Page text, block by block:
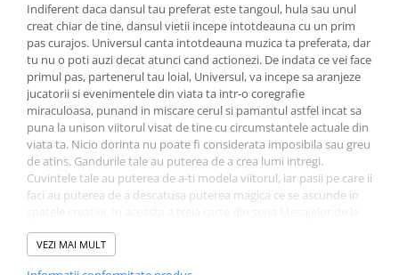
TP ROLL
Indiferent daca dansul tau preferat este tangoul, hula sau unul
creat chiar de tine, dansul vietii incepe intotdeauna cu un prim
pas curajos. Universul canta intotdeauna muzica ta preferata, dar
tu nu o poti auzi decat atunci cand actionezi. De indata ce vei face
primul pas, partenerul tau loial, Universul, va incepe sa aranjeze
jucatorii si evenimentele din viata ta intr-o coregrafie
miraculoasa, punand in miscare cerul si pamantul astfel incat sa
puna la unison viitorul visat de tine cu circumstantele actuale din
viata ta. Nicio dorinta nu poate fi considerata imposibila sau greu
de atins. Gandurile tale au puterea de a crea lumi intregi.
Cuvintele tale au puterea de a-ti modela viitorul, iar pasii pe care ii
faci au puterea de a descatusa puterea magica ce se ascunde in
Univers, Mike Dooley iti prezinta o noua perspectiva asupra
intelepciunii celui mai loial prieten al tau. Vestea buna este ca
VEZI MAI MULT